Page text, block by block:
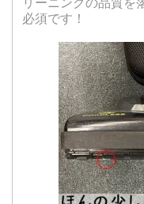
必須です！